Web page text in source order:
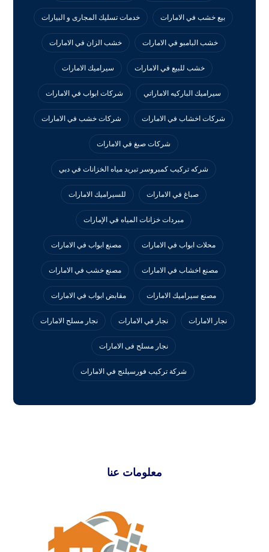
بيع خشب في الامارات خدمات تسليك المجارى و البيارات
خشب البامبو في الامارات خشب الزان في الامارات
خشب للبيع في الامارات سيراميك الامارات
سيراميك الباركيه الاماراتي شركات ابواب في الامارات
شركات اخشاب في الامارات شركات خشب في الامارات
شركات صبغ في الامارات
شركه تركيب كمبروسر تبريد مياه الخزانات في دبي
صباغ في الامارات للسيراميك الامارات
مبردات خزانات المياه في الإمارات
محلات ابواب في الامارات مصنع ابواب في الامارات
مصنع اخشاب في الامارات مصنع خشب في الامارات
مصنع سيراميك الامارات مقابض ابواب في الامارات
نجار الامارات نجار في الامارات نجار مسلح الامارات
نجار مسلح فى الامارات
‏شركة تركيب فورسيلنج في الامارات
معلومات عنا